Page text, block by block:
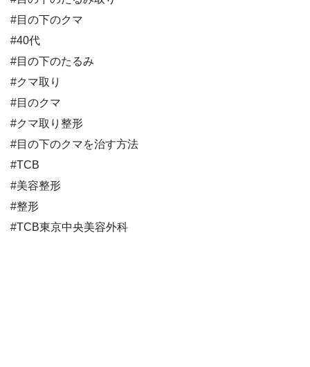
#目の下のクマ
#40代
#目の下のたるみ
#クマ取り
#目のクマ
#クマ取り整形
#目の下のクマを治す方法
#TCB
#美容整形
#整形
#TCB東京中央美容外科